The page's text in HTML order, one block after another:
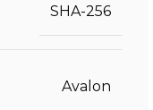
SHA-256
Avalon